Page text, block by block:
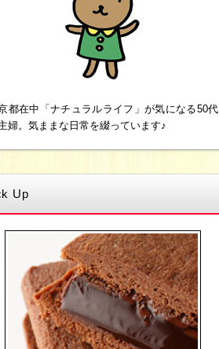
都在中「ナチュラルライフ」が気になる50代
婦。気ままな日常を綴っています♪
Up